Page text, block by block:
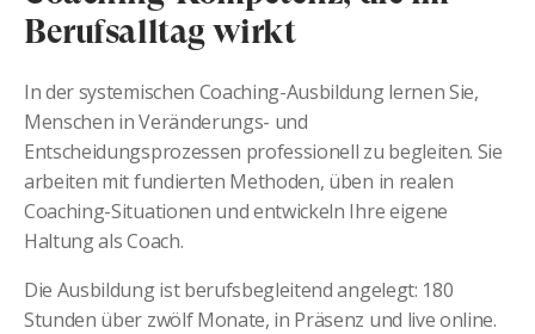
Berufsalltag wirkt
In der systemischen Coaching-Ausbildung lernen Sie,
Menschen in Veränderungs- und
Entscheidungsprozessen professionell zu begleiten. Sie
arbeiten mit fundierten Methoden, üben in realen
Coaching-Situationen und entwickeln Ihre eigene
Haltung als Coach.
Die Ausbildung ist berufsbegleitend angelegt: 180
Stunden über zwölf Monate, in Präsenz und live online.